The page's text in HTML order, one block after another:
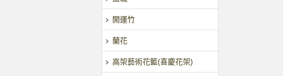
開運竹
蘭花
高架藝術花籃(喜慶花架)